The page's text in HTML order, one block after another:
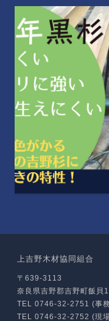
上吉野木材協同組合
〒639-3113
奈良県吉野郡吉野町飯貝
TEL 0746-32-2751 (事
TEL 0746-32-2752 (現